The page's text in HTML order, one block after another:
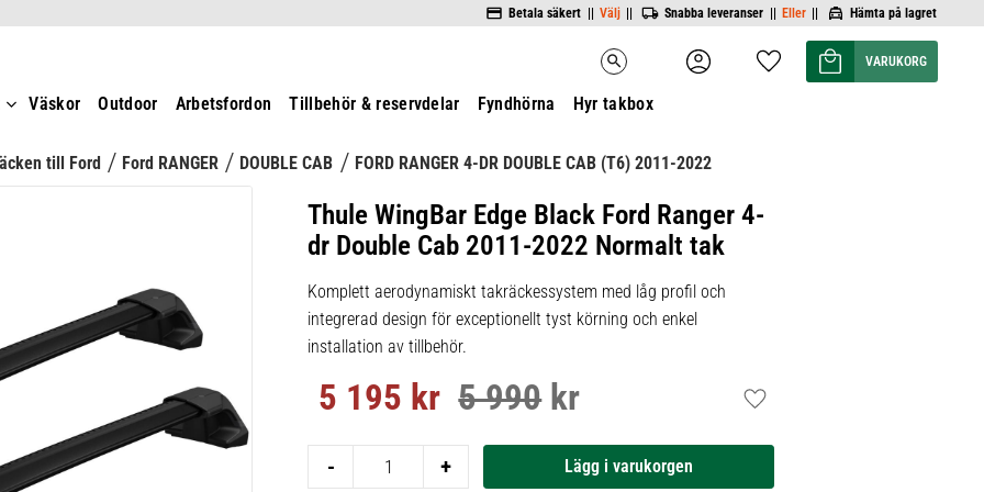
Betala säkert || Välj || Snabba leveranser || Eller || Hämta på lagret
search Favoriter
Kundvagn
Väskor Outdoor Arbetsfordon Tillbehör & reservdelar Fyndhörna Hyr takbox
till Ford Ford RANGER DOUBLE CAB FORD RANGER 4-DR DOUBLE CAB (T6) 2011-2022
Thule WingBar Edge Black Ford Ranger 4-
dr Double Cab 2011-2022 Normalt tak
Komplett aerodynamiskt takräckessystem med låg profil och
integrerad design för exceptionellt tyst körning och enkel
installation av tillbehör.
Nedsatt pris:
5 195 kr Ordinarie pris:
5 990kr
+
-
Lägg till i favoriter